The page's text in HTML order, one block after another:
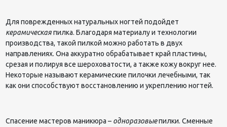
Для поврежденных натуральных ногтей подойдет
керамическаяпилка. Благодаря материалу и технологии
производства, такой пилкой можно работать в двух
направлениях. Она аккуратно обрабатывает край пластины,
срезая и полируя все шероховатости, а также кожу вокруг нее.
Некоторые называют керамические пилочки лечебными, так
как они способствуют восстановлению и укреплению ногтей.
Спасение мастеров маникюра – одноразовыепилки. Сменные